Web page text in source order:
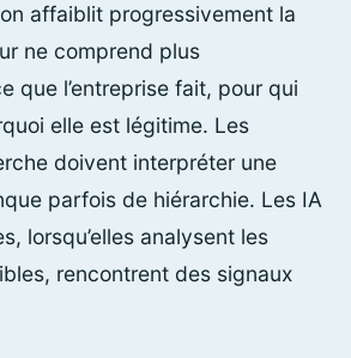
affaiblit progressivement la
ne comprend plus
que l’entreprise fait, pour qui
elle est légitime. Les
doivent interpréter une
parfois de hiérarchie. Les IA
lorsqu’elles analysent les
rencontrent des signaux